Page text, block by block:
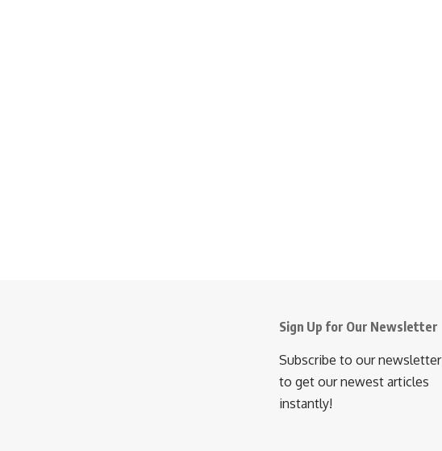
Sign Up for Our Newsletter
Subscribe to our newsletter
to get our newest articles
instantly!